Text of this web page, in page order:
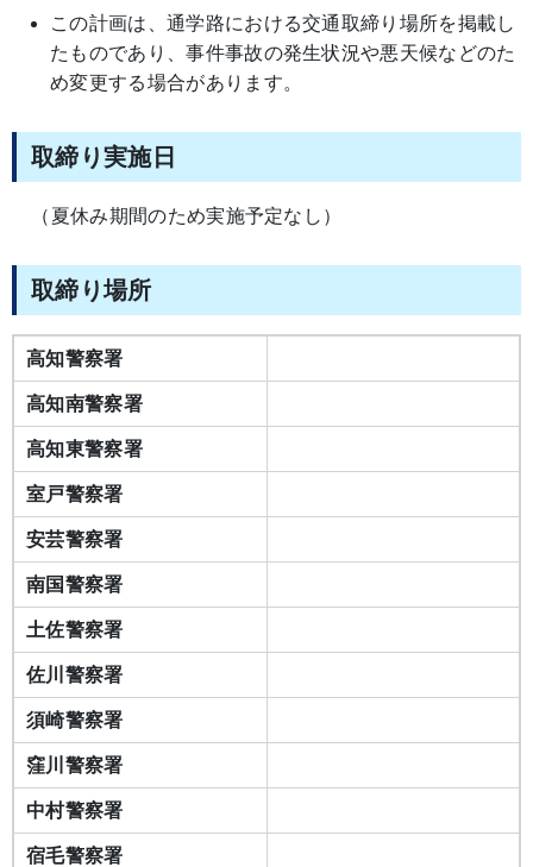
この計画は、通学路における交通取締り場所を掲載し
たものであり、事件事故の発生状況や悪天候などのた
め変更する場合があります。
取締り実施日
（夏休み期間のため実施予定なし）
取締り場所
高知警察署
高知南警察署
高知東警察署
室戸警察署
安芸警察署
南国警察署
土佐警察署
佐川警察署
須崎警察署
窪川警察署
中村警察署
宿毛警察署